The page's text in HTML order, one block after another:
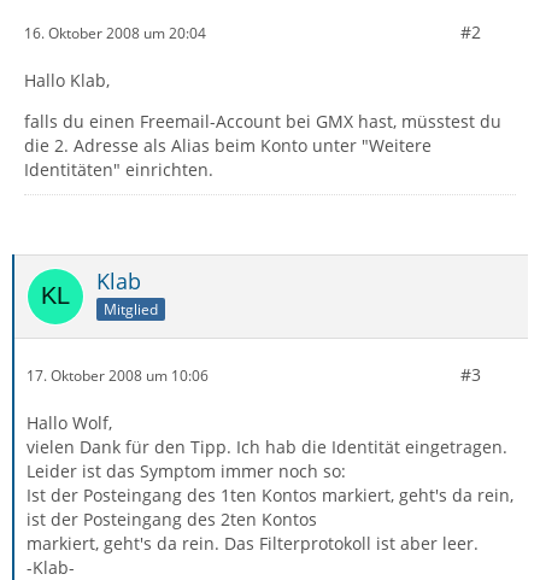
16. Oktober 2008 um 20:04 #2
Hallo Klab,
falls du einen Freemail-Account bei GMX hast, müsstest du
die 2. Adresse als Alias beim Konto unter "Weitere
Identitäten" einrichten.
Klab
Mitglied
17. Oktober 2008 um 10:06 #3
Hallo Wolf,
vielen Dank für den Tipp. Ich hab die Identität eingetragen.
Leider ist das Symptom immer noch so:
Ist der Posteingang des 1ten Kontos markiert, geht's da rein,
ist der Posteingang des 2ten Kontos
markiert, geht's da rein. Das Filterprotokoll ist aber leer.
-Klab-